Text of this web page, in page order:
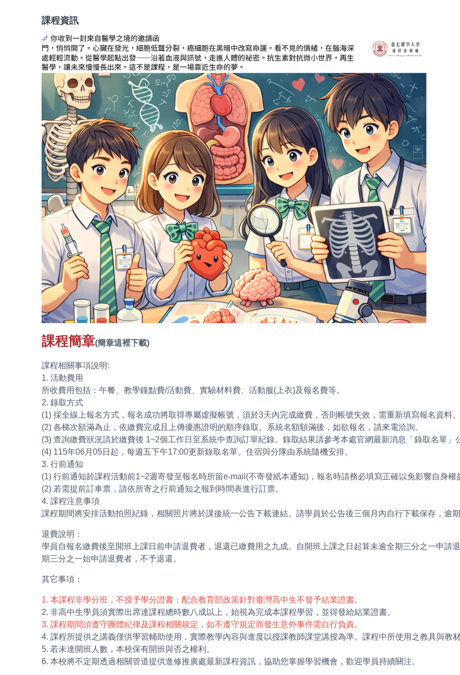
課程資訊
課程簡章(簡章這裡下載)
課程相關事項說明:
1. 活動費用
所收費用包括：午餐、教學鐘點費/活動費、實驗材料費、活動服(上衣)及報名費等。
2. 錄取方式
(1) 採全線上報名方式，報名成功將取得專屬虛擬帳號，須於3天內完成繳費，否則帳號失效，需重新填寫報名資料。
(2) 各梯次額滿為止，依繳費完成且上傳優惠證明的順序錄取。系統名額額滿後，如欲報名，請來電洽詢。
(3) 查詢繳費狀況請於繳費後 1~2個工作日至系統中查詢訂單紀錄。錄取結果請參考本處官網最新消息「錄取名單」
(4) 115年06月05日起，每週五下午17:00更新錄取名單。住宿與分隊由系統隨機安排。
3. 行前通知
(1) 行前通知於課程活動前1~2週寄發至報名時所留e-mail(不寄發紙本通知)，報名時請務必填寫正確以免影響自身權
(2) 若需提前訂車票，請依所寄之行前通知之報到時間表進行訂票。
4. 課程注意事項
課程期間將安排活動拍照紀錄，相關照片將於課後統一公告下載連結。請學員於公告後三個月內自行下載保存，逾
退費說明：
學員自報名繳費後至開班上課日前申請退費者，退還已繳費用之九成。自開班上課之日起算未逾全期三分之一申請
期三分之一始申請退費者，不予退還。
其它事項：
1. 本課程非學分班，不授予學分證書；配合教育部政策針對臺灣高中生不發予結業證書。
2. 非高中生學員須實際出席達課程總時數八成以上，始視為完成本課程學習，並得發給結業證書。
3. 課程期間須遵守團體紀律及課程相關規定，如不遵守規定而發生意外事件需自行負責。
4. 課程所提供之講義僅供學習輔助使用，實際教學內容與進度以授課教師課堂講授為準。課程中所使用之教具與教
5. 若未達開班人數，本校保有開班與否之權利。
6. 本校將不定期透過相關管道提供進修推廣處最新課程資訊，協助您掌握學習機會，歡迎學員持續關注。